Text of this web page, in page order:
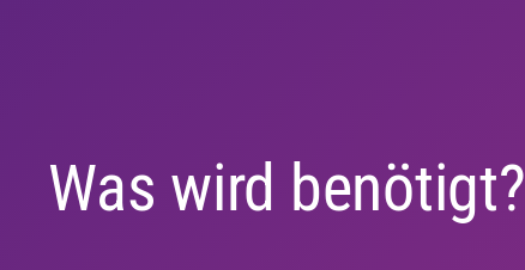
Was wird benötigt?